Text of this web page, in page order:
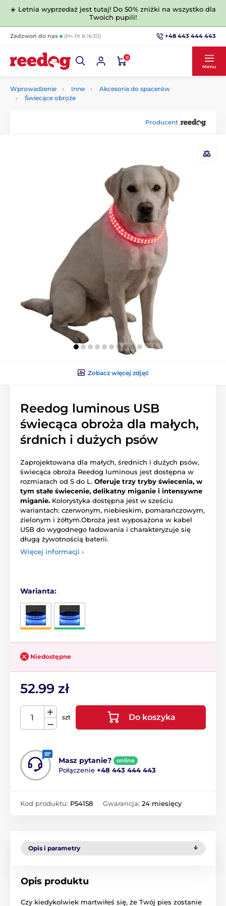
☀️ Letnia wyprzedaż jest tutaj! Do 50% zniżki na wszystko dla
Twoich pupili!
Zadzwoń do nas (Pn-Pt 8-16:30) +48 443 444 443
0
Menu
Wprowadzenie Inne
Akcesoria do spacerów
Świecące obroże
Producent
Zobacz więcej zdjęć
Reedog luminous USB
świecąca obroża dla małych,
śrdnich i dużych psów
Zaprojektowana dla małych, średnich i dużych psów,
świecąca obroża Reedog luminous jest dostępna w
rozmiarach od S do L. Oferuje trzy tryby świecenia, w
tym stałe świecenie, delikatny miganie i intensywne
miganie. Kolorystyka dostępna jest w sześciu
wariantach: czerwonym, niebieskim, pomarańczowym,
zielonym i żółtym.Obroża jest wyposażona w kabel
USB do wygodnego ładowania i charakteryzuje się
długą żywotnością baterii.
Więcej informacji ›
Warianta:
Niedostępne
52.99 zł
szt Do koszyka
Masz pytanie? online
Połączenie +48 443 444 443
Kod produktu: P54158 Gwarancja: 24 miesięcy
Opis i parametry
Opis produktu
Czy kiedykolwiek martwiłeś się, że Twój pies zostanie